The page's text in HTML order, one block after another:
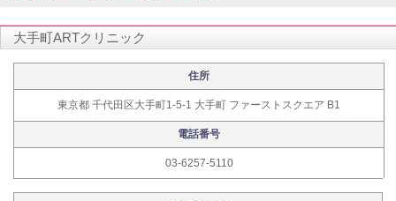
大手町ARTクリニック
住所
東京都 千代田区大手町1-5-1 大手町 ファーストスクエア B1
電話番号
03-6257-5110